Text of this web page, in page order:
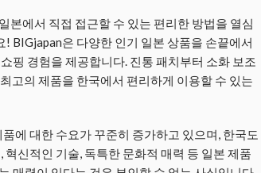
본에서 직접 접근할 수 있는 편리한 방법을 열심
BIGjapan은 다양한 인기 일본 상품을 손끝에서
핑 경험을 제공합니다. 진통 패치부터 소화 보조
고의 제품을 한국에서 편리하게 이용할 수 있는
에 대한 수요가 꾸준히 증가하고 있으며, 한국도
신적인 기술, 독특한 문화적 매력 등 일본 제품